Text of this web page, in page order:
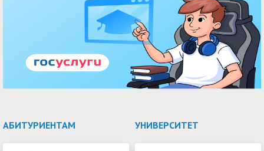
АБИТУРИЕНТАМ УНИВЕРСИТЕТ